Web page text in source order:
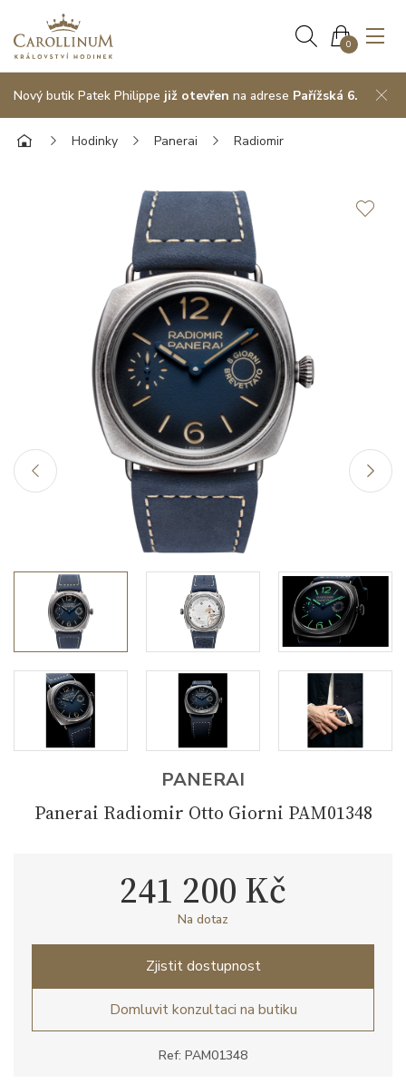
0
Nový butik Patek Philippe již otevřen na adrese Pařížská 6.
Hodinky Panerai Radiomir
PANERAI
Panerai Radiomir Otto Giorni PAM01348
Ref: PAM01348
241 200 Kč
Na dotaz
Zjistit dostupnost
Domluvit konzultaci na butiku